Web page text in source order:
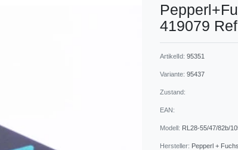
419079
ArtikelId: 95351
Variante: 95437
Zustand:
EAN:
Modell: RL28-55/47/82b/
Hersteller: Pepperl + Fuchs